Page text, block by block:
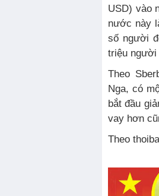
USD) vào
nước này
số người
triệu người
Theo
Nga, có
bắt đầu
vay hơn
Theo